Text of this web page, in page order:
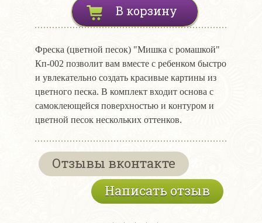
В корзину
Фреска (цветной песок) "Мишка с ромашкой"
Кп-002 позволит вам вместе с ребенком быстро
и увлекательно создать красивые картины из
цветного песка. В комплект входит основа с
самоклеющейся поверхностью и контуром и
цветной песок нескольких оттенков.
Отзывы вконтакте
Написать отзыв